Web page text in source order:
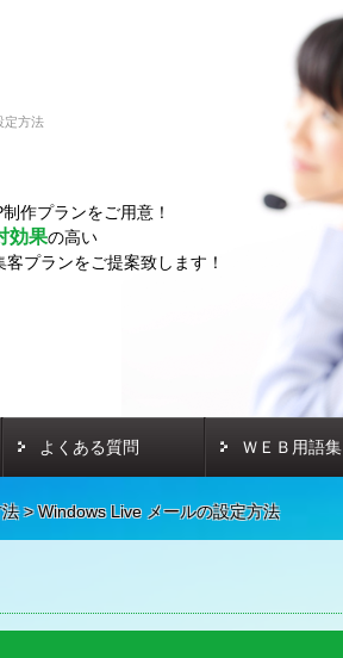
定方法
作プランをご用意！
効果の高い
客プランをご提案致します！
よくある質問 ＷＥＢ用語集
>Windows Live メールの設定方法